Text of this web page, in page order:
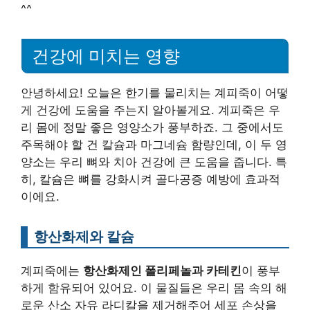
^^
건강에 미치는 영향
안녕하세요! 오늘은 한기를 물리치는 계피죽이 어떻
게 건강에 도움을 주는지 알아볼게요. 계피죽은 우
리 몸에 정말 좋은 영양소가 풍부하죠. 그 중에서도
주목해야 할 건 칼슘과 마그네슘 함량인데, 이 두 영
양소는 우리 뼈와 치아 건강에 큰 도움을 줍니다. 특
히, 칼슘은 뼈를 강화시켜 골다공증 예방에 효과적
이에요.
항산화제와 칼슘
계피죽에는 항산화제인 폴리페놀과 카테킨이 풍부
하게 함유되어 있어요. 이 물질들은 우리 몸 속의 해
로운 산소 자유 라디칼을 제거해주어 세포 손상을